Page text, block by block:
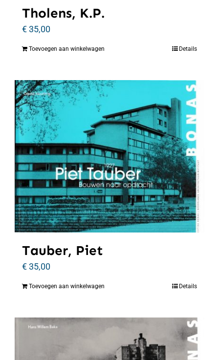
Tholens, K.P.
€35,00
Toevoegen aan winkelwagen Details
Tauber, Piet
€35,00
Toevoegen aan winkelwagen Details